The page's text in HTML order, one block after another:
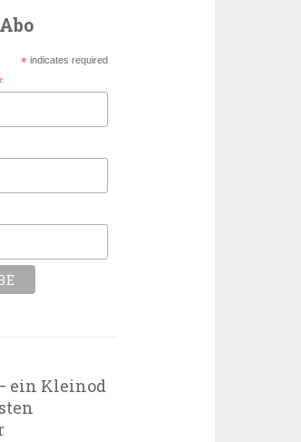
* indicates required
ein Kleinod